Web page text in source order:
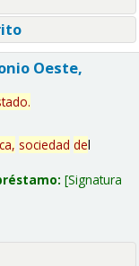
Oeste,
.
sociedad del
Signatura